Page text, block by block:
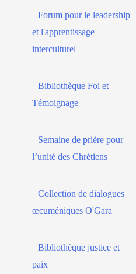
Forum pour le leadership
et l'apprentissage
interculturel
Bibliothèque Foi et
Témoignage
Semaine de prière pour
l’unité des Chrétiens
Collection de dialogues
œcuméniques O'Gara
Bibliothèque justice et
paix